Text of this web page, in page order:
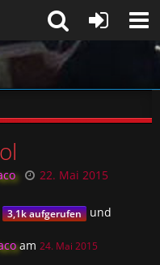
22. Mai 2015
3,1k aufgerufen
und
am 24. Mai 2015